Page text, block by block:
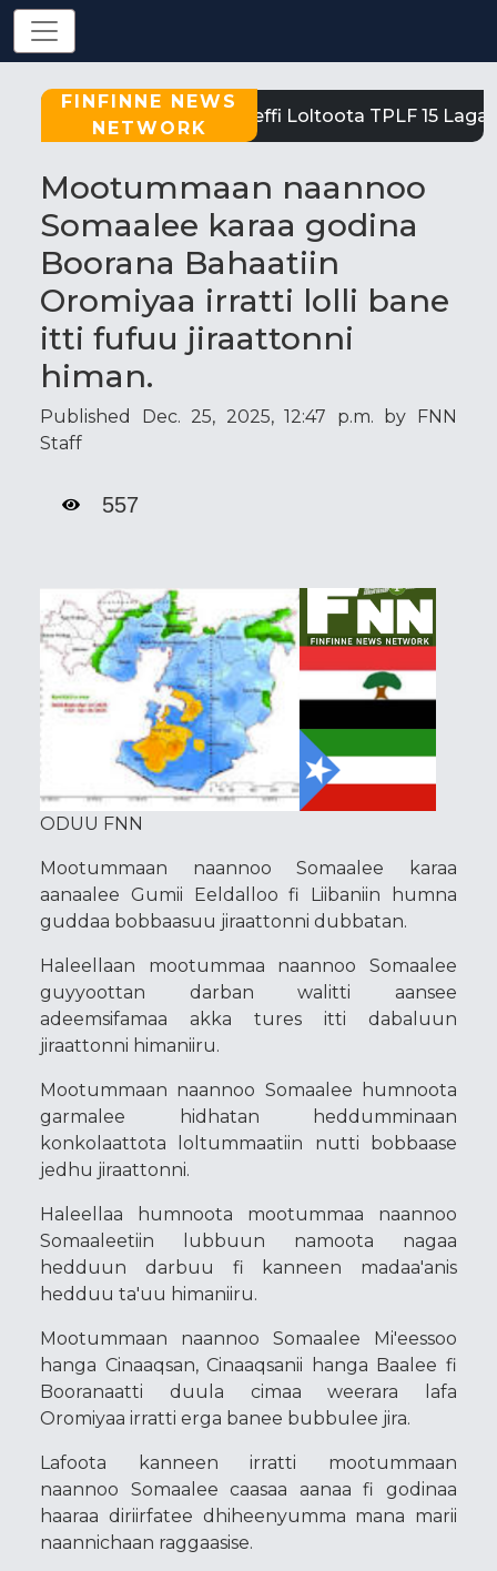
FINFINNE NEWS
NETWORK
Tigray: Reeffi Loltoota TPLF 15 Laga
Mootummaan naannoo
Somaalee karaa godina
Boorana Bahaatiin
Oromiyaa irratti lolli bane
itti fufuu jiraattonni
himan.
Published Dec. 25, 2025, 12:47 p.m. by FNN
Staff
557
ODUU FNN
Mootummaan naannoo Somaalee karaa
aanaalee Gumii Eeldalloo fi Liibaniin humna
guddaa bobbaasuu jiraattonni dubbatan.
Haleellaan mootummaa naannoo Somaalee
guyyoottan darban walitti aansee
adeemsifamaa akka tures itti dabaluun
jiraattonni himaniiru.
Mootummaan naannoo Somaalee humnoota
garmalee hidhatan heddumminaan
konkolaattota loltummaatiin nutti bobbaase
jedhu jiraattonni.
Haleellaa humnoota mootummaa naannoo
Somaaleetiin lubbuun namoota nagaa
hedduun darbuu fi kanneen madaa'anis
hedduu ta'uu himaniiru.
Mootummaan naannoo Somaalee Mi'eessoo
hanga Cinaaqsan, Cinaaqsanii hanga Baalee fi
Booranaatti duula cimaa weerara lafa
Oromiyaa irratti erga banee bubbulee jira.
Lafoota kanneen irratti mootummaan
naannoo Somaalee caasaa aanaa fi godinaa
haaraa diriirfatee dhiheenyumma mana marii
naannichaan raggaasise.